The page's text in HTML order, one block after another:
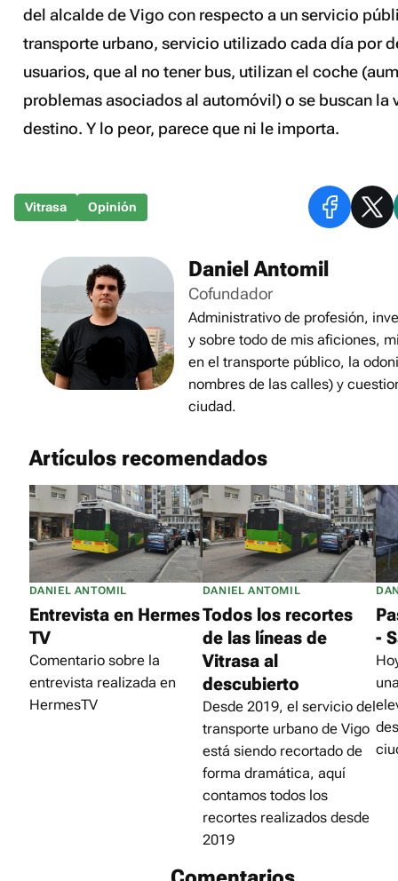
del alcalde de Vigo con respecto a un servicio
transporte urbano, servicio utilizado cada día por
usuarios, que al no tener bus, utilizan el coche
problemas asociados al automóvil) o se buscan la
destino. Y lo peor, parece que ni le importa.
Vitrasa Opinión
Daniel Antomil
Cofundador
Administrativo de profesión,
y sobre todo de mis aficiones,
en el transporte público, la
nombres de las calles) y
ciudad.
Artículos recomendados
DANIEL ANTOMIL
Entrevista en Hermes
TV
Comentario sobre la
entrevista realizada en
HermesTV
DANIEL ANTOMIL
Todos los recortes
de las líneas de
Vitrasa al
descubierto
Desde 2019, el servicio del
transporte urbano de Vigo
está siendo recortado de
forma dramática, aquí
contamos todos los
recortes realizados desde
2019
-